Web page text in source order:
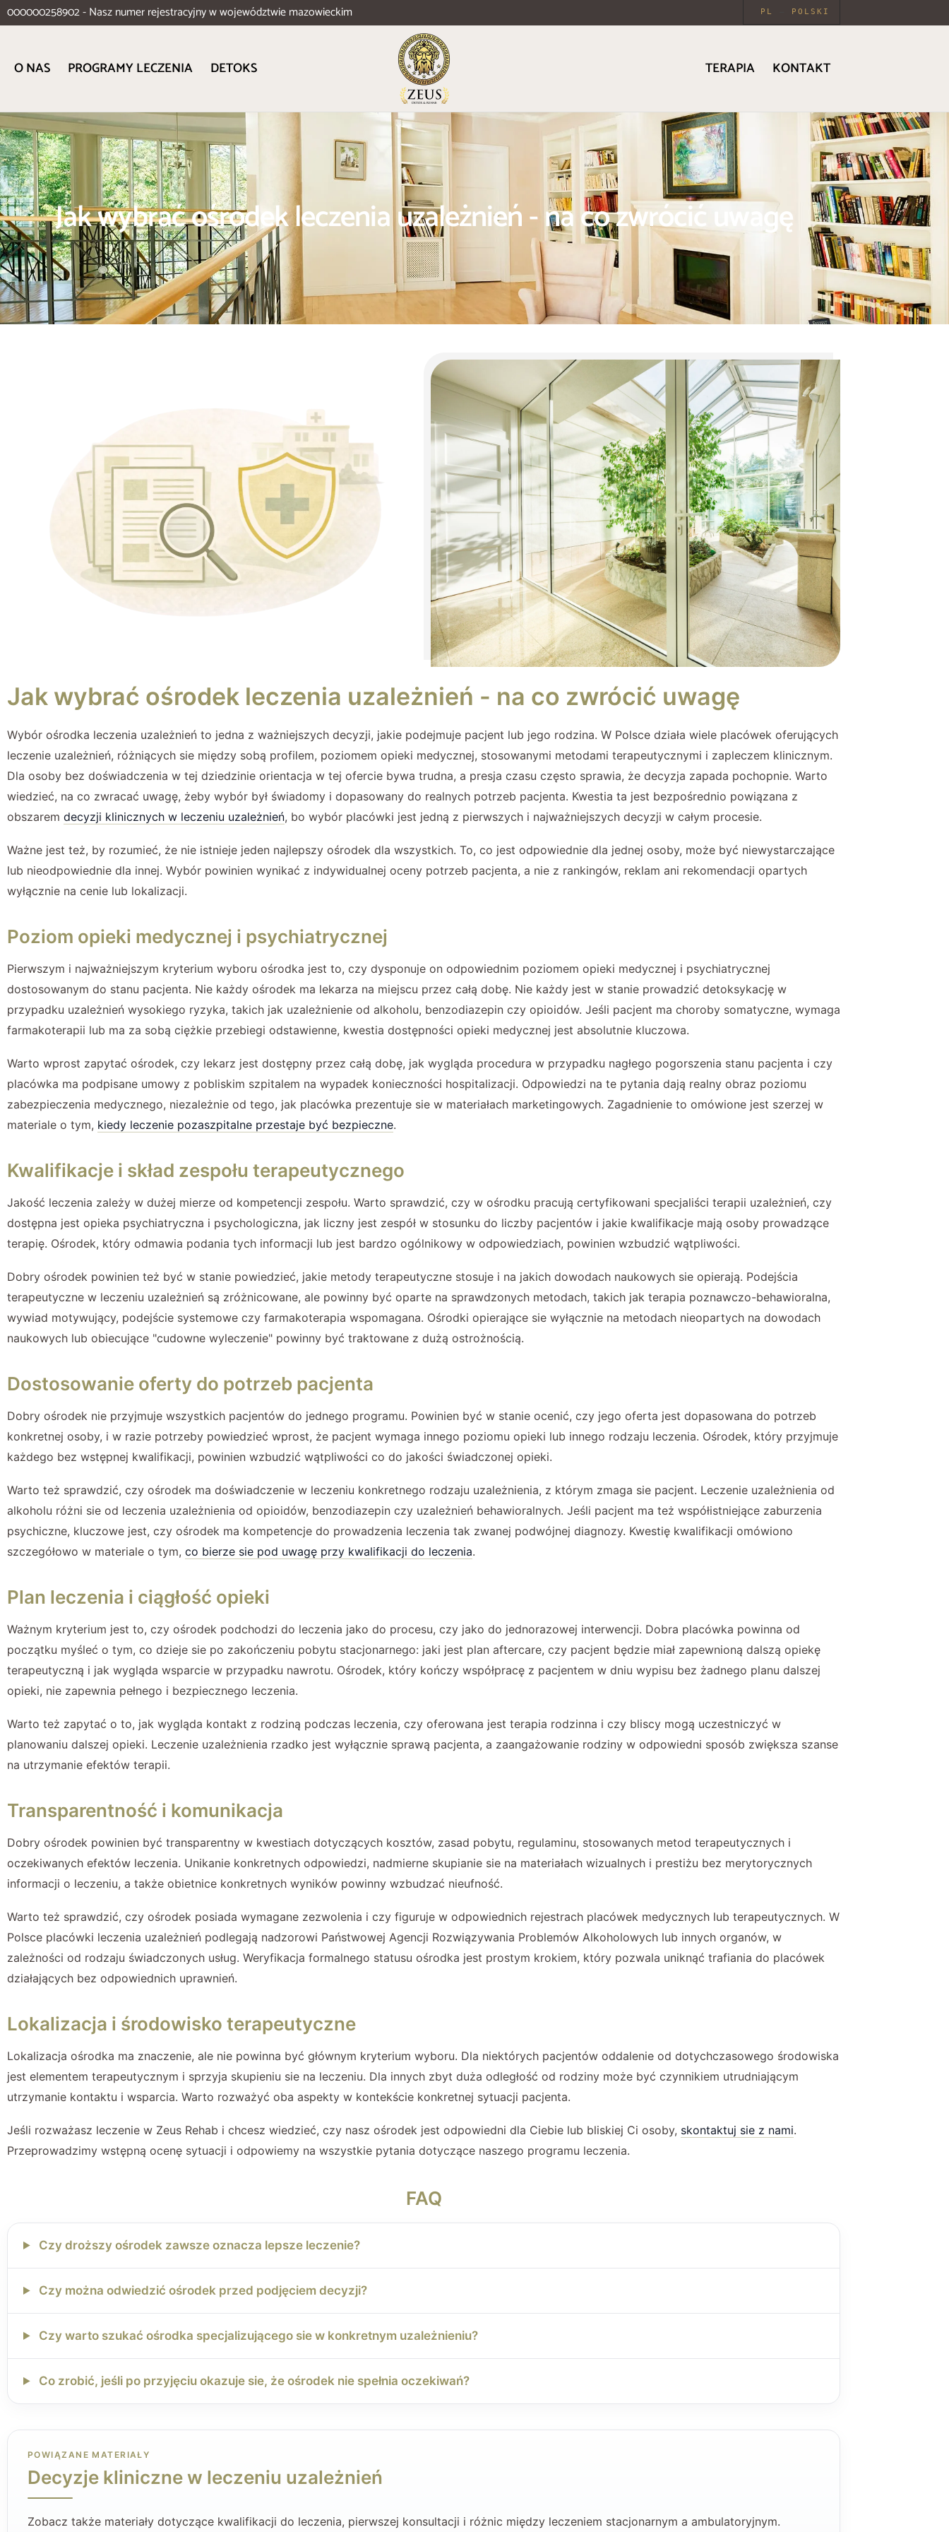
000000258902 - Nasz numer rejestracyjny w województwie mazowieckim POLSKI
PL
O NAS PROGRAMY LECZENIA DETOKS TERAPIA KONTAKT
Jak wybrać ośrodek leczenia uzależnień - na co zwrócić uwagę
Jak wybrać ośrodek leczenia uzależnień - na co zwrócić uwagę
Wybór ośrodka leczenia uzależnień to jedna z ważniejszych decyzji, jakie podejmuje pacjent lub jego rodzina. W Polsce działa wiele placówek oferujących
leczenie uzależnień, różniących sie między sobą profilem, poziomem opieki medycznej, stosowanymi metodami terapeutycznymi i zapleczem klinicznym.
Dla osoby bez doświadczenia w tej dziedzinie orientacja w tej ofercie bywa trudna, a presja czasu często sprawia, że decyzja zapada pochopnie. Warto
wiedzieć, na co zwracać uwagę, żeby wybór był świadomy i dopasowany do realnych potrzeb pacjenta. Kwestia ta jest bezpośrednio powiązana z
obszarem decyzji klinicznych w leczeniu uzależnień, bo wybór placówki jest jedną z pierwszych i najważniejszych decyzji w całym procesie.
Ważne jest też, by rozumieć, że nie istnieje jeden najlepszy ośrodek dla wszystkich. To, co jest odpowiednie dla jednej osoby, może być niewystarczające
lub nieodpowiednie dla innej. Wybór powinien wynikać z indywidualnej oceny potrzeb pacjenta, a nie z rankingów, reklam ani rekomendacji opartych
wyłącznie na cenie lub lokalizacji.
Poziom opieki medycznej i psychiatrycznej
Pierwszym i najważniejszym kryterium wyboru ośrodka jest to, czy dysponuje on odpowiednim poziomem opieki medycznej i psychiatrycznej
dostosowanym do stanu pacjenta. Nie każdy ośrodek ma lekarza na miejscu przez całą dobę. Nie każdy jest w stanie prowadzić detoksykację w
przypadku uzależnień wysokiego ryzyka, takich jak uzależnienie od alkoholu, benzodiazepin czy opioidów. Jeśli pacjent ma choroby somatyczne, wymaga
farmakoterapii lub ma za sobą ciężkie przebiegi odstawienne, kwestia dostępności opieki medycznej jest absolutnie kluczowa.
Warto wprost zapytać ośrodek, czy lekarz jest dostępny przez całą dobę, jak wygląda procedura w przypadku nagłego pogorszenia stanu pacjenta i czy
placówka ma podpisane umowy z pobliskim szpitalem na wypadek konieczności hospitalizacji. Odpowiedzi na te pytania dają realny obraz poziomu
zabezpieczenia medycznego, niezależnie od tego, jak placówka prezentuje sie w materiałach marketingowych. Zagadnienie to omówione jest szerzej w
materiale o tym, kiedy leczenie pozaszpitalne przestaje być bezpieczne.
Kwalifikacje i skład zespołu terapeutycznego
Jakość leczenia zależy w dużej mierze od kompetencji zespołu. Warto sprawdzić, czy w ośrodku pracują certyfikowani specjaliści terapii uzależnień, czy
dostępna jest opieka psychiatryczna i psychologiczna, jak liczny jest zespół w stosunku do liczby pacjentów i jakie kwalifikacje mają osoby prowadzące
terapię. Ośrodek, który odmawia podania tych informacji lub jest bardzo ogólnikowy w odpowiedziach, powinien wzbudzić wątpliwości.
Dobry ośrodek powinien też być w stanie powiedzieć, jakie metody terapeutyczne stosuje i na jakich dowodach naukowych sie opierają. Podejścia
terapeutyczne w leczeniu uzależnień są zróżnicowane, ale powinny być oparte na sprawdzonych metodach, takich jak terapia poznawczo-behawioralna,
wywiad motywujący, podejście systemowe czy farmakoterapia wspomagana. Ośrodki opierające sie wyłącznie na metodach nieopartych na dowodach
naukowych lub obiecujące "cudowne wyleczenie" powinny być traktowane z dużą ostrożnością.
Dostosowanie oferty do potrzeb pacjenta
Dobry ośrodek nie przyjmuje wszystkich pacjentów do jednego programu. Powinien być w stanie ocenić, czy jego oferta jest dopasowana do potrzeb
konkretnej osoby, i w razie potrzeby powiedzieć wprost, że pacjent wymaga innego poziomu opieki lub innego rodzaju leczenia. Ośrodek, który przyjmuje
każdego bez wstępnej kwalifikacji, powinien wzbudzić wątpliwości co do jakości świadczonej opieki.
Warto też sprawdzić, czy ośrodek ma doświadczenie w leczeniu konkretnego rodzaju uzależnienia, z którym zmaga sie pacjent. Leczenie uzależnienia od
alkoholu różni sie od leczenia uzależnienia od opioidów, benzodiazepin czy uzależnień behawioralnych. Jeśli pacjent ma też współistniejące zaburzenia
psychiczne, kluczowe jest, czy ośrodek ma kompetencje do prowadzenia leczenia tak zwanej podwójnej diagnozy. Kwestię kwalifikacji omówiono
szczegółowo w materiale o tym, co bierze sie pod uwagę przy kwalifikacji do leczenia.
Plan leczenia i ciągłość opieki
Ważnym kryterium jest to, czy ośrodek podchodzi do leczenia jako do procesu, czy jako do jednorazowej interwencji. Dobra placówka powinna od
początku myśleć o tym, co dzieje sie po zakończeniu pobytu stacjonarnego: jaki jest plan aftercare, czy pacjent będzie miał zapewnioną dalszą opiekę
terapeutyczną i jak wygląda wsparcie w przypadku nawrotu. Ośrodek, który kończy współpracę z pacjentem w dniu wypisu bez żadnego planu dalszej
opieki, nie zapewnia pełnego i bezpiecznego leczenia.
Warto też zapytać o to, jak wygląda kontakt z rodziną podczas leczenia, czy oferowana jest terapia rodzinna i czy bliscy mogą uczestniczyć w
planowaniu dalszej opieki. Leczenie uzależnienia rzadko jest wyłącznie sprawą pacjenta, a zaangażowanie rodziny w odpowiedni sposób zwiększa szanse
na utrzymanie efektów terapii.
Transparentność i komunikacja
Dobry ośrodek powinien być transparentny w kwestiach dotyczących kosztów, zasad pobytu, regulaminu, stosowanych metod terapeutycznych i
oczekiwanych efektów leczenia. Unikanie konkretnych odpowiedzi, nadmierne skupianie sie na materiałach wizualnych i prestiżu bez merytorycznych
informacji o leczeniu, a także obietnice konkretnych wyników powinny wzbudzać nieufność.
Warto też sprawdzić, czy ośrodek posiada wymagane zezwolenia i czy figuruje w odpowiednich rejestrach placówek medycznych lub terapeutycznych. W
Polsce placówki leczenia uzależnień podlegają nadzorowi Państwowej Agencji Rozwiązywania Problemów Alkoholowych lub innych organów, w
zależności od rodzaju świadczonych usług. Weryfikacja formalnego statusu ośrodka jest prostym krokiem, który pozwala uniknąć trafiania do placówek
działających bez odpowiednich uprawnień.
Lokalizacja i środowisko terapeutyczne
Lokalizacja ośrodka ma znaczenie, ale nie powinna być głównym kryterium wyboru. Dla niektórych pacjentów oddalenie od dotychczasowego środowiska
jest elementem terapeutycznym i sprzyja skupieniu sie na leczeniu. Dla innych zbyt duża odległość od rodziny może być czynnikiem utrudniającym
utrzymanie kontaktu i wsparcia. Warto rozważyć oba aspekty w kontekście konkretnej sytuacji pacjenta.
Jeśli rozważasz leczenie w Zeus Rehab i chcesz wiedzieć, czy nasz ośrodek jest odpowiedni dla Ciebie lub bliskiej Ci osoby, skontaktuj sie z nami.
Przeprowadzimy wstępną ocenę sytuacji i odpowiemy na wszystkie pytania dotyczące naszego programu leczenia.
FAQ
Czy droższy ośrodek zawsze oznacza lepsze leczenie?
Czy można odwiedzić ośrodek przed podjęciem decyzji?
Czy warto szukać ośrodka specjalizującego sie w konkretnym uzależnieniu?
Co zrobić, jeśli po przyjęciu okazuje sie, że ośrodek nie spełnia oczekiwań?
POWIĄZANE MATERIAŁY
Decyzje kliniczne w leczeniu uzależnień
Zobacz także materiały dotyczące kwalifikacji do leczenia, pierwszej konsultacji i różnic między leczeniem stacjonarnym a ambulatoryjnym.